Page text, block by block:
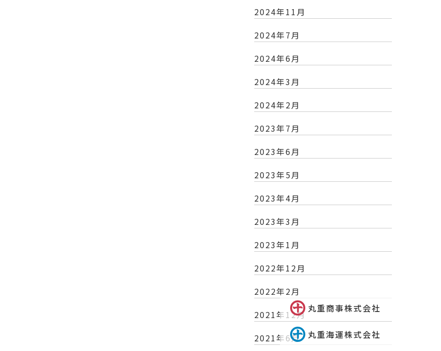
丸重商事株式会社
丸重海運株式会社
2024年11月
2024年7月
2024年6月
2024年3月
2024年2月
2023年7月
2023年6月
2023年5月
2023年4月
2023年3月
2023年1月
2022年12月
2022年2月
2021年12月
2021年6月